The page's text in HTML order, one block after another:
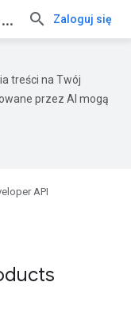
Zaloguj się
treści na Twój
przez AI mogą
API